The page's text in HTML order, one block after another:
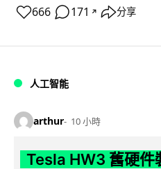
666 171 ↗ 分享
人工智能
arthur 10 小時
Tesla HW3 舊硬件